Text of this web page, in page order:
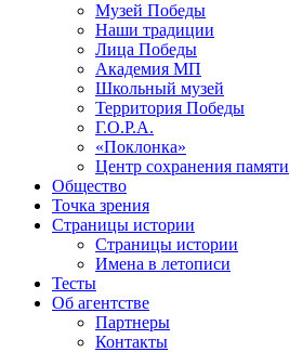
Музей Победы
Наши традиции
Лица Победы
Академия МП
Школьный музей
Территория Победы
Г.О.Р.А.
«Поклонка»
Центр сохранения памяти
Общество
Точка зрения
Страницы истории
Страницы истории
Имена в летописи
Тесты
Об агентстве
Партнеры
Контакты